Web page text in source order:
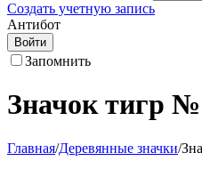
Создать учетную запись
Антибот
Войти
Запомнить
Значок тигр
Главная/Деревянные значки/